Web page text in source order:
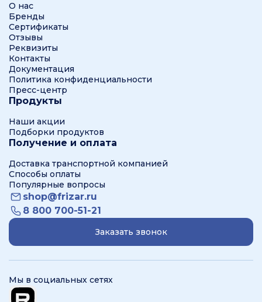
О нас
Бренды
Сертификаты
Отзывы
Реквизиты
Контакты
Документация
Политика конфиденциальности
Пресс-центр
Продукты
Наши акции
Подборки продуктов
Получение и оплата
Доставка транспортной компанией
Способы оплаты
Популярные вопросы
shop@frizar.ru
8 800 700-51-21
Заказать звонок
Мы в социальных сетях